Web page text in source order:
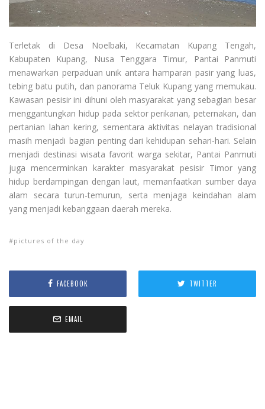
Terletak di Desa Noelbaki, Kecamatan Kupang Tengah,
Kabupaten Kupang, Nusa Tenggara Timur, Pantai Panmuti
menawarkan perpaduan unik antara hamparan pasir yang luas,
tebing batu putih, dan panorama Teluk Kupang yang memukau.
Kawasan pesisir ini dihuni oleh masyarakat yang sebagian besar
menggantungkan hidup pada sektor perikanan, peternakan, dan
pertanian lahan kering, sementara aktivitas nelayan tradisional
masih menjadi bagian penting dari kehidupan sehari-hari. Selain
menjadi destinasi wisata favorit warga sekitar, Pantai Panmuti
juga mencerminkan karakter masyarakat pesisir Timor yang
hidup berdampingan dengan laut, memanfaatkan sumber daya
alam secara turun-temurun, serta menjaga keindahan alam
yang menjadi kebanggaan daerah mereka.
pictures of the day
FACEBOOK TWITTER
EMAIL